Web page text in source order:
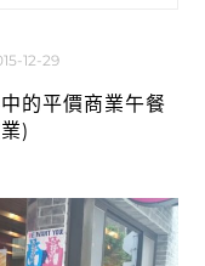
12-29
的平價商業午餐
)